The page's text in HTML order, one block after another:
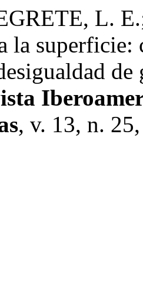
L.
la
, v. 13, n.